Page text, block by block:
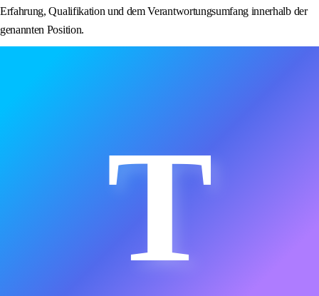
Erfahrung, Qualifikation und dem Verantwortungsumfang innerhalb der
genannten Position.
T